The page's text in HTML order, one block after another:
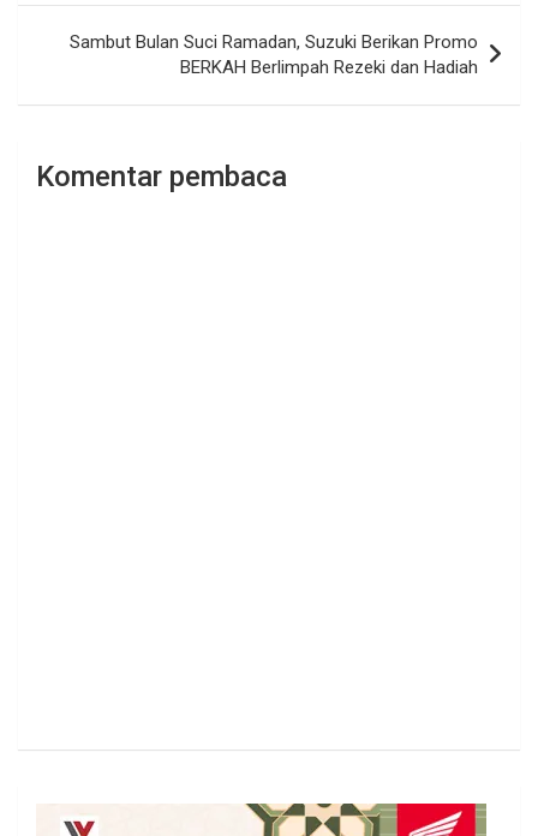
Sambut Bulan Suci Ramadan, Suzuki Berikan Promo
BERKAH Berlimpah Rezeki dan Hadiah
Komentar pembaca